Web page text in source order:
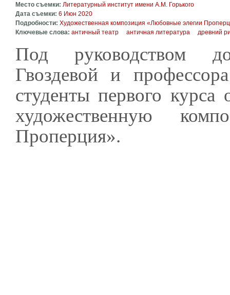
Место съемки: Литературный институт имени А.М. Горького
Дата съемки: 6 Июн 2020
Подробности: Художественная композиция «Любовные элегии
Ключевые слова: античный театр античная литература древний
Под руководством
Гвоздевой и
студенты первого курса
художественную
Проперция».